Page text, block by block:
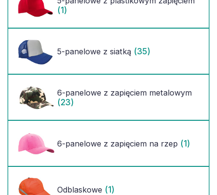
(1)
5-panelowe z siatką (35)
6-panelowe z zapięciem metalowym
(23)
6-panelowe z zapięciem na rzep (1)
Odblaskowe (1)